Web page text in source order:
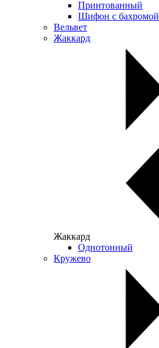
Принтованный
Шифон с бахромой
Вельвет
Жаккард
Жаккард
Однотонный
Кружево